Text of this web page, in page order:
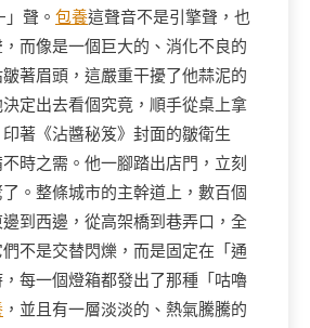
聲。 包養這聲音不是引擎聲，也
而像是一個巨大的、消化不良的
著眉頭，這嚴重干擾了他蒜泥的
決定出去看個究竟，順手從桌上拿
著《沾醬秘笈》封面的皺衛生
時之需。他一腳踏出店門，立刻
。整條城市的主幹道上，數百個
到西邊，從高架橋到巷弄口，全
不是交替閃爍，而是固定在「通
每一個燈箱都發出了那種「咕嚕
，並且有一層淡淡的、熱氣騰騰的